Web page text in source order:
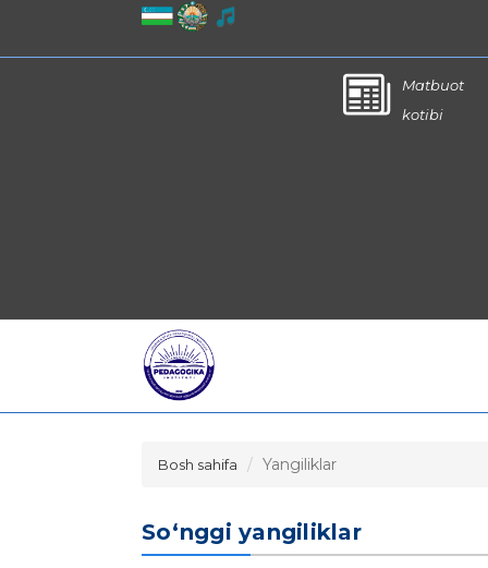
Matbuot
kotibi
Bosh sahifa Yangiliklar
So‘nggi yangiliklar